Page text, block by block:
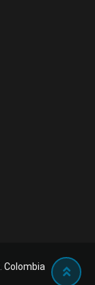
Colombia